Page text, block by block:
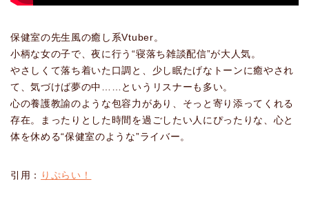
保健室の先生風の癒し系Vtuber。
小柄な女の子で、夜に行う“寝落ち雑談配信”が大人気。
やさしくて落ち着いた口調と、少し眠たげなトーンに癒やされ
て、気づけば夢の中……というリスナーも多い。
心の養護教諭のような包容力があり、そっと寄り添ってくれる
存在。まったりとした時間を過ごしたい人にぴったりな、心と
体を休める“保健室のような”ライバー。
引用： りぷらい！